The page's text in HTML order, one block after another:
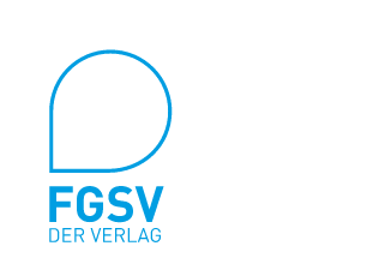
Inhalt